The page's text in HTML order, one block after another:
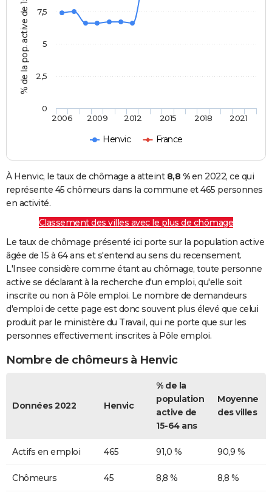
% de la pop. active de 15 - 64 ans
Henvic France
2006 2009 2012 2015 2018 2021
0
2,5
5
7,5
À Henvic, le taux de chômage a atteint 8,8 %en 2022, ce qui
représente 45 chômeurs dans la commune et 465 personnes
en activité.
Classement des villes avec le plus de chômage
Le taux de chômage présenté ici porte sur la population active
âgée de 15 à 64 ans et s'entend au sens du recensement.
L'Insee considère comme étant au chômage, toute personne
active se déclarant à la recherche d'un emploi, qu'elle soit
inscrite ou non à Pôle emploi. Le nombre de demandeurs
d'emploi de cette page est donc souvent plus élevé que celui
produit par le ministère du Travail, qui ne porte que sur les
personnes effectivement inscrites à Pôle emploi.
Nombre de chômeurs à Henvic
Données 2022 Henvic
% de la
population
active de
15-64 ans
Moyenne
des villes
Actifs en emploi 465 91,0 % 90,9 %
Chômeurs 45 8,8 % 8,8 %